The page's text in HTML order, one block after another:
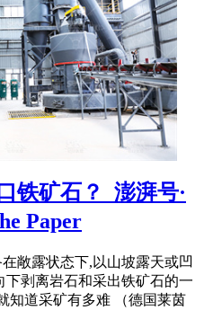
铁矿石？_澎湃号·
Paper
敞露状态下,以山坡露天或凹
下剥离岩石和采出铁矿石的一
知道采矿有多难 （德国莱茵